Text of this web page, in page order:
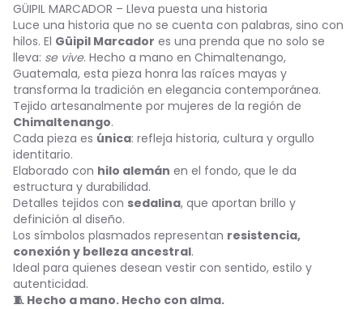
GÜIPIL MARCADOR – Lleva puesta una historia
Luce una historia que no se cuenta con palabras, sino con
hilos. El Güipil Marcador es una prenda que no solo se
lleva: se vive. Hecho a mano en Chimaltenango,
Guatemala, esta pieza honra las raíces mayas y
transforma la tradición en elegancia contemporánea.
Tejido artesanalmente por mujeres de la región de
Chimaltenango.
Cada pieza es única: refleja historia, cultura y orgullo
identitario.
Elaborado con hilo alemán en el fondo, que le da
estructura y durabilidad.
Detalles tejidos con sedalina, que aportan brillo y
definición al diseño.
Los símbolos plasmados representan resistencia,
conexión y belleza ancestral.
Ideal para quienes desean vestir con sentido, estilo y
autenticidad.
🧵 Hecho a mano. Hecho con alma.